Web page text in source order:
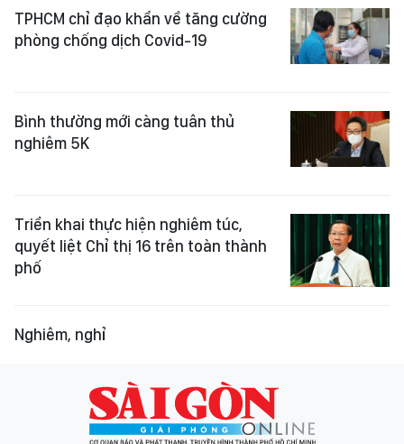
TPHCM chỉ đạo khẩn về tăng cường
phòng chống dịch Covid-19
Bình thường mới càng tuân thủ
nghiêm 5K
Triển khai thực hiện nghiêm túc,
quyết liệt Chỉ thị 16 trên toàn thành
phố
Nghiêm, nghỉ